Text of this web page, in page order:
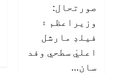
صورتحال:
وزيراعظم ۽
فيلڊ مارشل
اعليٰ سطحي وفد
سان…